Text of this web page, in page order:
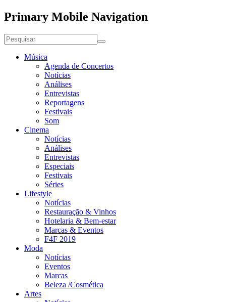
Primary Mobile Navigation
Música
Agenda de Concertos
Notícias
Análises
Entrevistas
Reportagens
Festivais
Som
Cinema
Notícias
Análises
Entrevistas
Especiais
Festivais
Séries
Lifestyle
Notícias
Restauração & Vinhos
Hotelaria & Bem-estar
Marcas & Eventos
F4F 2019
Moda
Notícias
Eventos
Marcas
Beleza /Cosmética
Artes